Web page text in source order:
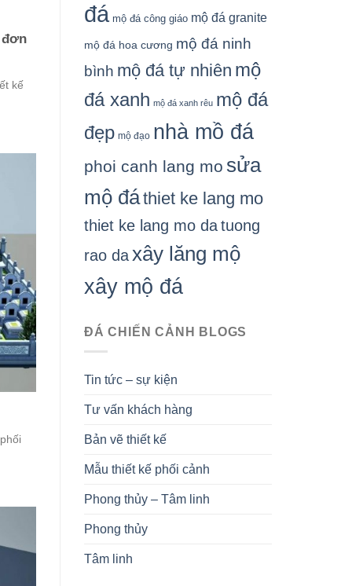
đơn
kế
đá mộ đá công giáo mộ đá granite
mộ đá hoa cương mộ đá ninh
bình mộ đá tự nhiên mộ
đá xanh mộ đá xanh rêu mộ đá
đẹp mộ đạo nhà mồ đá
phoi canh lang mo sửa
mộ đáthiet ke lang mo
thiet ke lang mo datuong
rao daxây lăng mộ
xây mộ đá
ĐÁ CHIẾN CẢNH BLOGS
Tin tức – sự kiện
Tư vấn khách hàng
Bản vẽ thiết kế
Mẫu thiết kế phối cảnh
Phong thủy – Tâm linh
Phong thủy
Tâm linh